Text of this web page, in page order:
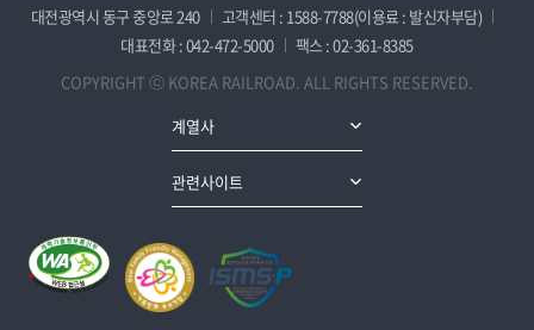
대전광역시 동구 중앙로 240
고객센터 : 1588-7788(이용료 : 발신자부담)
대표전화 : 042-472-5000
팩스 : 02-361-8385
COPYRIGHT ⓒ KOREA RAILROAD. ALL RIGHTS RESERVED.
계열사
관련사이트